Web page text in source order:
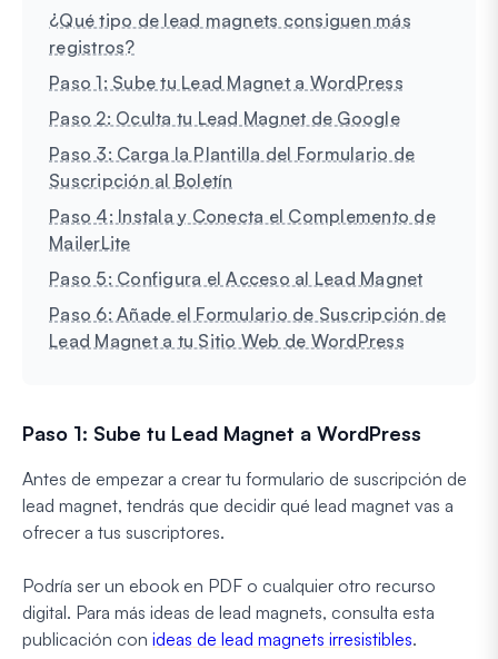
¿Qué tipo de lead magnets consiguen más
registros?
Paso 1: Sube tu Lead Magnet a WordPress
Paso 2: Oculta tu Lead Magnet de Google
Paso 3: Carga la Plantilla del Formulario de
Suscripción al Boletín
Paso 4: Instala y Conecta el Complemento de
MailerLite
Paso 5: Configura el Acceso al Lead Magnet
Paso 6: Añade el Formulario de Suscripción de
Lead Magnet a tu Sitio Web de WordPress
Paso 1: Sube tu Lead Magnet a WordPress
Antes de empezar a crear tu formulario de suscripción de
lead magnet, tendrás que decidir qué lead magnet vas a
ofrecer a tus suscriptores.
Podría ser un ebook en PDF o cualquier otro recurso
digital. Para más ideas de lead magnets, consulta esta
publicación con ideas de lead magnets irresistibles.